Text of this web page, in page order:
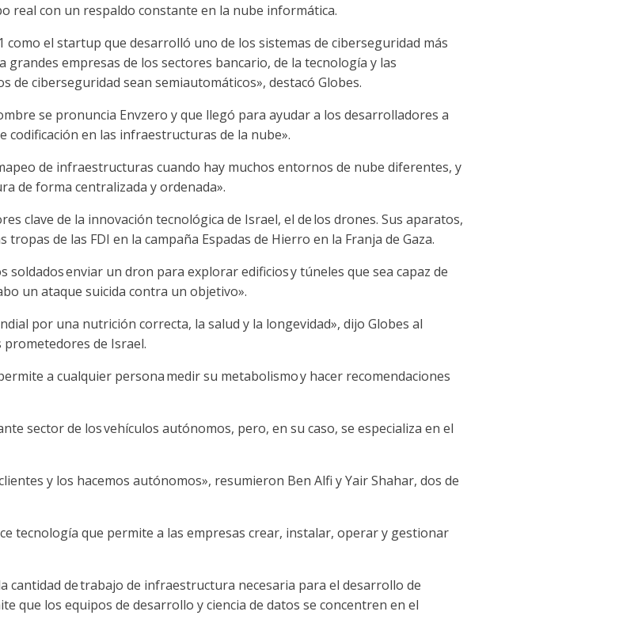
real con un respaldo constante en la nube informática.
como el startup que desarrolló uno de los sistemas de ciberseguridad más
empresas de los sectores bancario, de la tecnología y las
de ciberseguridad sean semiautomáticos», destacó Globes.
se pronuncia Envzero y que llegó para ayudar a los desarrolladores a
codificación en las infraestructuras de la nube».
de infraestructuras cuando hay muchos entornos de nube diferentes, y
de forma centralizada y ordenada».
clave de la innovación tecnológica de Israel, el delos drones. Sus aparatos,
de las FDI en la campaña Espadas de Hierro en la Franja de Gaza.
soldadosenviar un dron para explorar edificiosy túneles que sea capaz de
un ataque suicida contra un objetivo».
por una nutrición correcta, la salud y la longevidad», dijo Globes al
de Israel.
a cualquier personamedir su metabolismoy hacer recomendaciones
sector de losvehículos autónomos, pero, en su caso, se especializa en el
y los hacemos autónomos», resumieron Ben Alfi y Yair Shahar, dos de
tecnología que permite a las empresas crear, instalar, operar y gestionar
cantidad detrabajo de infraestructura necesaria para el desarrollo de
que los equipos de desarrollo y ciencia de datos se concentren en el